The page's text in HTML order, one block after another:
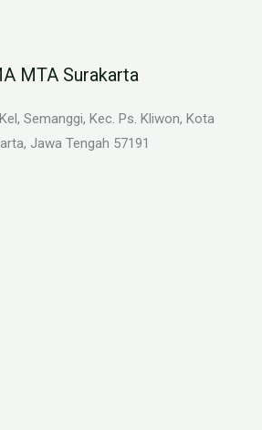
MTA Surakarta
Semanggi, Kec. Ps. Kliwon, Kota
Jawa Tengah 57191